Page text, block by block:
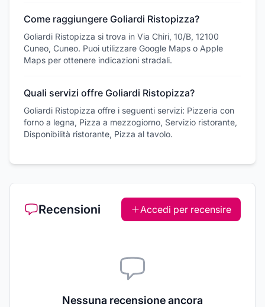
Come raggiungere Goliardi Ristopizza?
Goliardi Ristopizza si trova in Via Chiri, 10/B, 12100
Cuneo, Cuneo. Puoi utilizzare Google Maps o Apple
Maps per ottenere indicazioni stradali.
Quali servizi offre Goliardi Ristopizza?
Goliardi Ristopizza offre i seguenti servizi: Pizzeria con
forno a legna, Pizza a mezzogiorno, Servizio ristorante,
Disponibilità ristorante, Pizza al tavolo.
Recensioni Accedi per recensire
Nessuna recensione ancora